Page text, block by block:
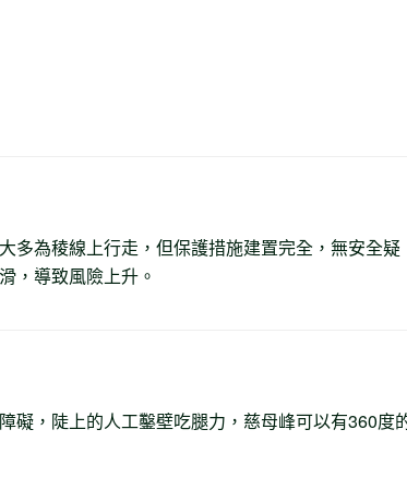
多為稜線上行走，但保護措施建置完全，無安全疑
，導致風險上升。
礙，陡上的人工鑿壁吃腿力，慈母峰可以有360度